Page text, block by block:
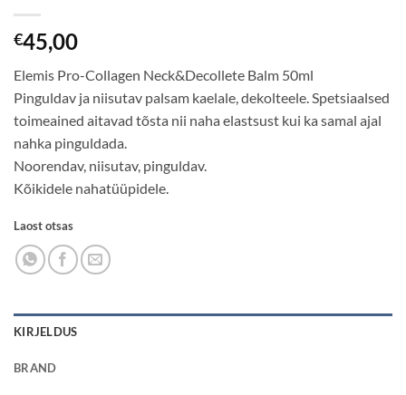
€45,00
Elemis Pro-Collagen Neck&Decollete Balm 50ml
Pinguldav ja niisutav palsam kaelale, dekolteele. Spetsiaalsed
toimeained aitavad tõsta nii naha elastsust kui ka samal ajal
nahka pinguldada.
Noorendav, niisutav, pinguldav.
Kõikidele nahatüüpidele.
Laost otsas
KIRJELDUS
BRAND